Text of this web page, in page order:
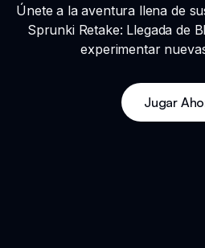
Únete a la aventura llena de
Sprunki Retake: Llegada de
experimentar
Jugar